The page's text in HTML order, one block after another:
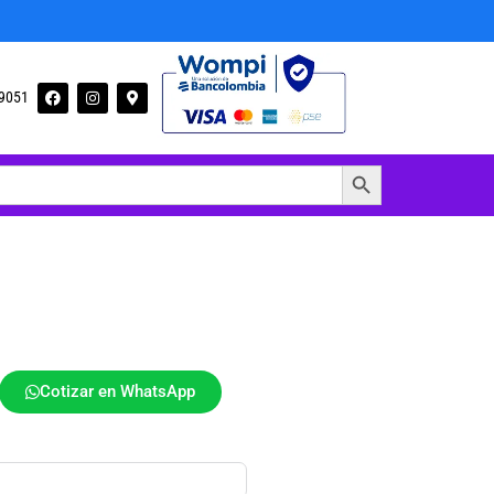
Botón de búsqueda
Cotizar en WhatsApp